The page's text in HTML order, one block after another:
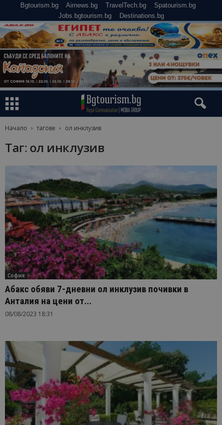
Bgtourism.bg Airnews.bg TravelTech.bg
Spatourism.bg
Jobs.bgtourism.bg
Destinations.bg
Начало тагове ол инклузив
Таг: ол инклузив
София
Абакс обяви 7-дневни ол инклузив почивки в
Анталия на цени от...
08/08/2023 18:31